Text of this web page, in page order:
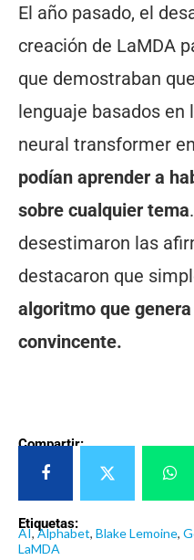
El año pasado, el
creación de LaMDA
que demostraban
lenguaje basados en
neural transformer
podían aprender a
sobre cualquier tema
desestimaron las
destacaron que
algoritmo que
convincente.
Compartir:
Etiquetas:
AI, Alphabet, Blake Lemoine,
LaMDA